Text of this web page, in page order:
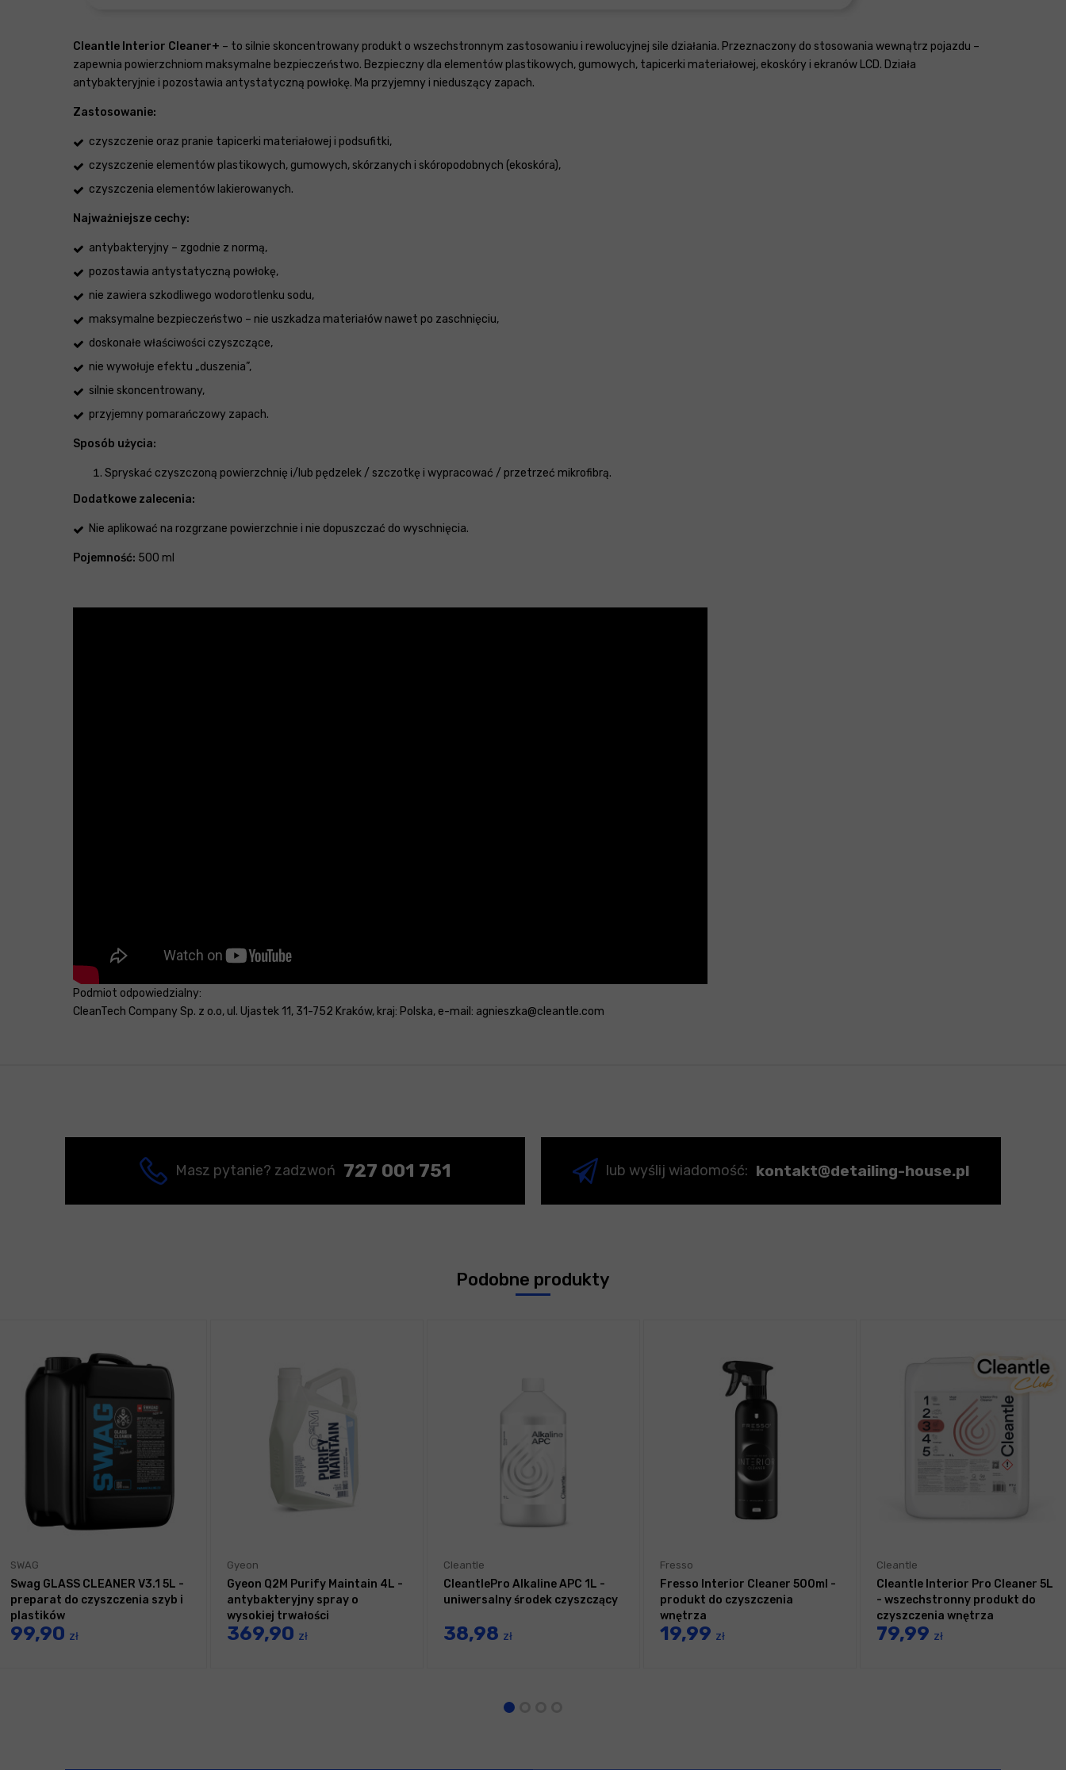
Cleantle Interior Cleaner+ – to silnie skoncentrowany produkt o wszechstronnym zastosowaniu i rewolucyjnej sile działania. Przeznaczony do stosowania wewnątrz pojazdu –
zapewnia powierzchniom maksymalne bezpieczeństwo. Bezpieczny dla elementów plastikowych, gumowych, tapicerki materiałowej, ekoskóry i ekranów LCD. Działa
antybakteryjnie i pozostawia antystatyczną powłokę. Ma przyjemny i nieduszący zapach.
Zastosowanie:
czyszczenie oraz pranie tapicerki materiałowej i podsufitki,
czyszczenie elementów plastikowych, gumowych, skórzanych i skóropodobnych (ekoskóra),
czyszczenia elementów lakierowanych.
Najważniejsze cechy:
antybakteryjny – zgodnie z normą,
pozostawia antystatyczną powłokę,
nie zawiera szkodliwego wodorotlenku sodu,
maksymalne bezpieczeństwo – nie uszkadza materiałów nawet po zaschnięciu,
doskonałe właściwości czyszczące,
nie wywołuje efektu „duszenia”,
silnie skoncentrowany,
przyjemny pomarańczowy zapach.
Sposób użycia:
Spryskać czyszczoną powierzchnię i/lub pędzelek / szczotkę i wypracować / przetrzeć mikrofibrą.
Dodatkowe zalecenia:
Nie aplikować na rozgrzane powierzchnie i nie dopuszczać do wyschnięcia.
Pojemność: 500 ml
Podmiot odpowiedzialny:
CleanTech Company Sp. z o.o, ul. Ujastek 11, 31-752 Kraków, kraj: Polska, e-mail: agnieszka@cleantle.com
Masz pytanie? zadzwoń 727 001 751 lub wyślij wiadomość: kontakt@detailing-house.pl
Podobne produkty
SWAG
Swag GLASS CLEANER V3.1 5L -
preparat do czyszczenia szyb i
plastików
99,90 zł
Gyeon
Gyeon Q2M Purify Maintain 4L -
antybakteryjny spray o
wysokiej trwałości
369,90 zł
Cleantle
CleantlePro Alkaline APC 1L -
uniwersalny środek czyszczący
38,98 zł
Fresso
Fresso Interior Cleaner 500ml -
produkt do czyszczenia
wnętrza
19,99 zł
Cleantle
Cleantle Interior Pro Cleaner 5L
- wszechstronny produkt do
czyszczenia wnętrza
79,99 zł